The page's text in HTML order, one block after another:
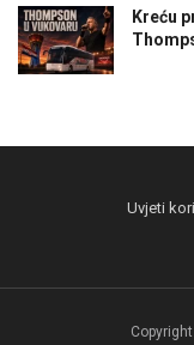
Kreću
Uvjeti